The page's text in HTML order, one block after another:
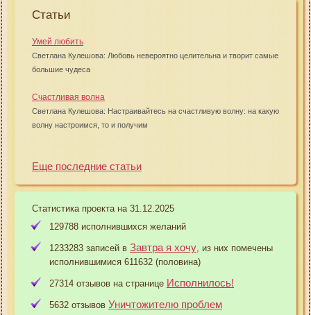
Статьи
Умей любить
Светлана Кулешова: Любовь невероятно целительна и творит самые
большие чудеса
Счастливая волна
Светлана Кулешова: Настраивайтесь на счастливую волну: на какую
волну настроимся, то и получим
Еще последние статьи
Статистика проекта на 31.12.2025
129788 исполнившихся желаний
1233283 записей в Завтра я хочу , из них помечены
исполнившимися 611632 (половина)
27314 отзывов на странице Исполнилось!
5632 отзывов Уничтожителю проблем